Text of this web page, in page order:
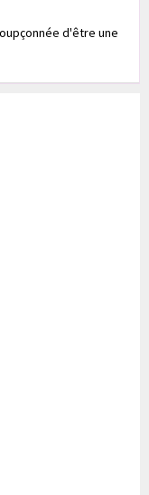
d'être une